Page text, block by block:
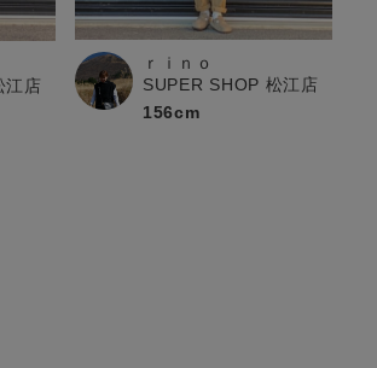
江店
ｒｉｎｏ
SUPER SHOP 松江店
156cm